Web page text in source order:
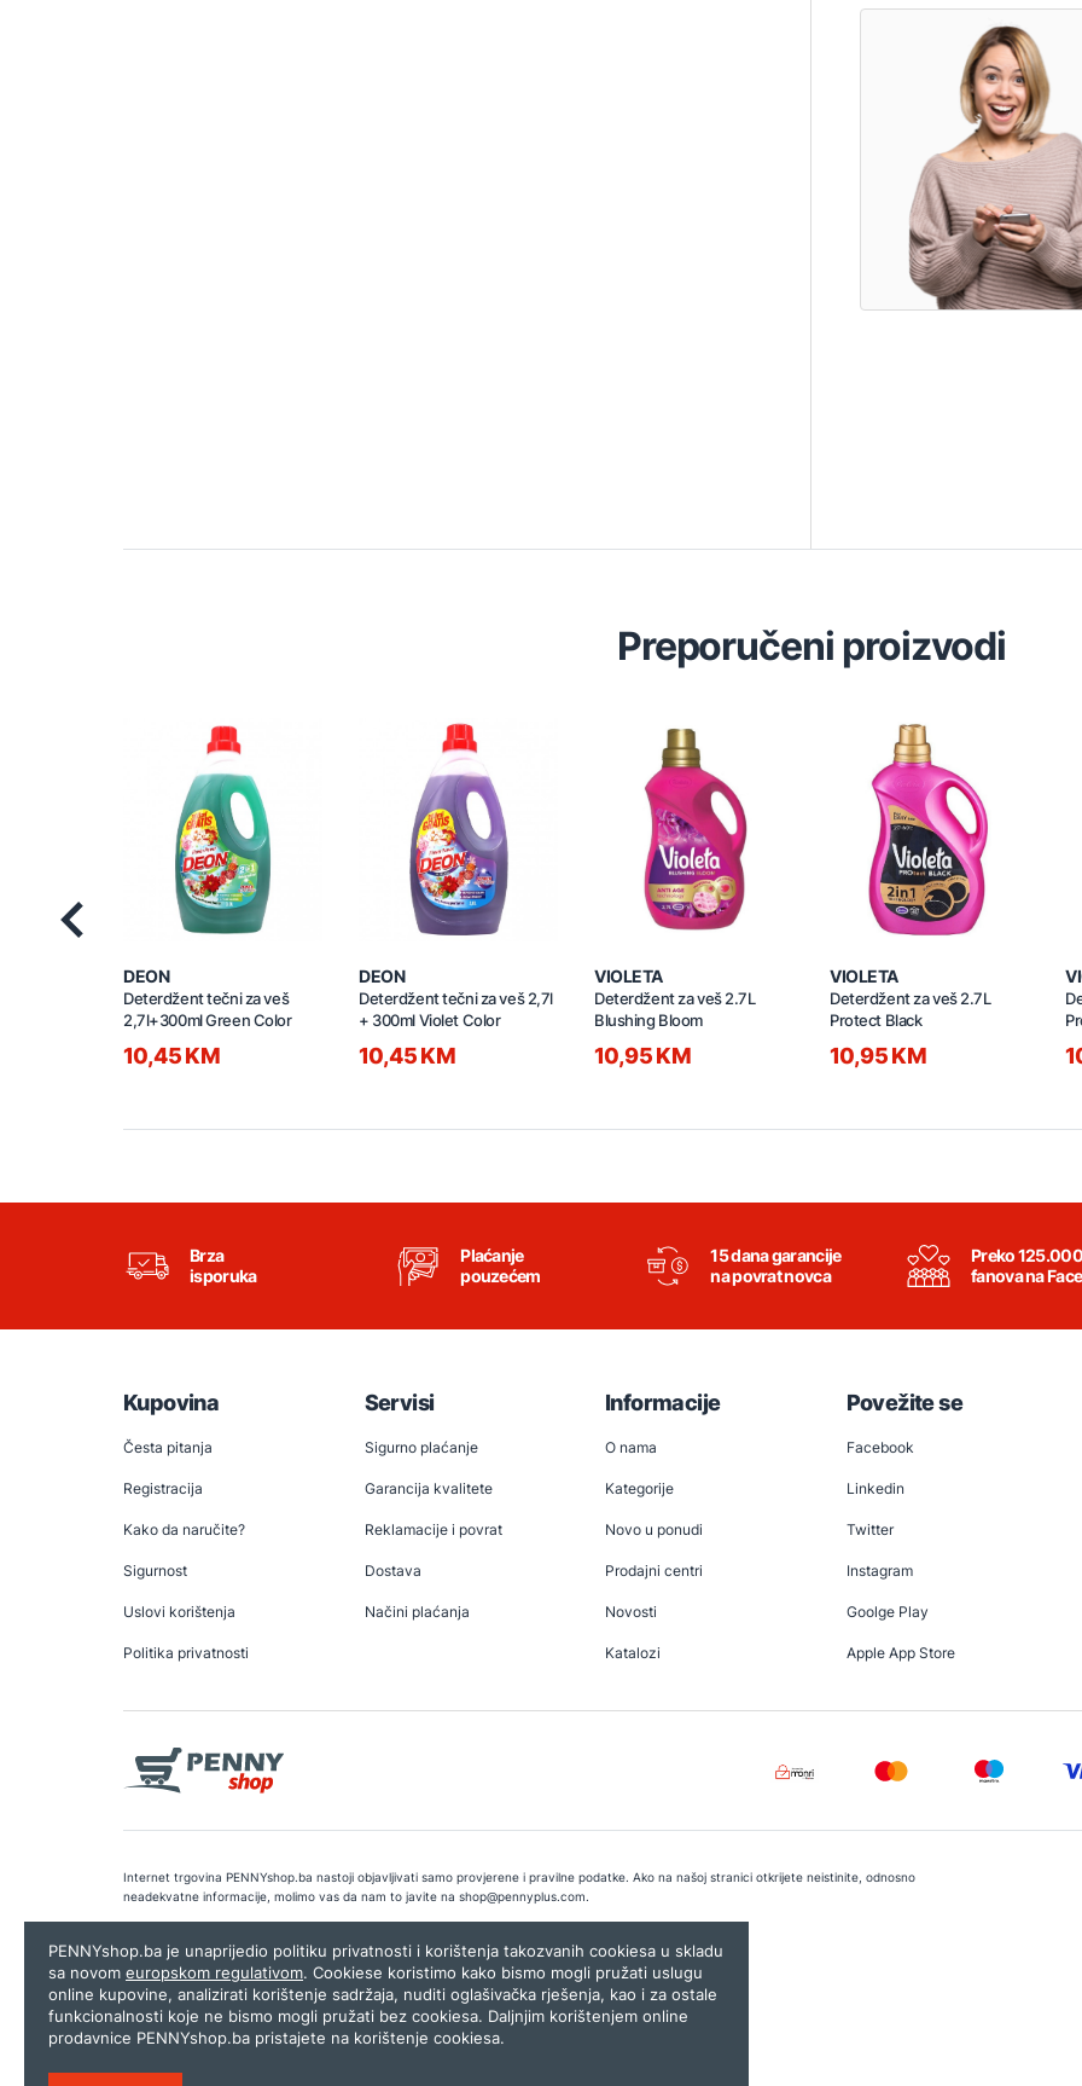
Preporučeni proizvodi
DEON
Deterdžent tečni za veš
2,7l+300ml Green Color
10,45 KM
DEON
Deterdžent tečni za veš 2,7l
+ 300ml Violet Color
10,45 KM
VIOLETA
Deterdžent za veš 2.7L
Blushing Bloom
10,95 KM
VIOLETA
Deterdžent za veš 2.7L
Protect Black
10,95 KM
Brza
isporuka
Plaćanje
pouzećem
15 dana garancije
na povrat novca
Preko 125.000
fanova na
Kupovina
Česta pitanja
Registracija
Kako da naručite?
Sigurnost
Uslovi korištenja
Politika privatnosti
Servisi
Sigurno plaćanje
Garancija kvalitete
Reklamacije i povrat
Dostava
Načini plaćanja
Informacije
O nama
Kategorije
Novo u ponudi
Prodajni centri
Novosti
Katalozi
Povežite se
Facebook
Linkedin
Twitter
Instagram
Goolge Play
Apple App Store
Internet trgovina PENNYshop.ba nastoji objavljivati samo provjerene i pravilne podatke. Ako na našoj stranici otkrijete neistinite, odnosno
neadekvatne informacije, molimo vas da nam to javite na shop@pennyplus.com.
Copyright © 2026.Penny plus d.o.o. Sarajevo.Dizajn i programiranje:Lampa.ba
PENNYshop.ba je unaprijedio politiku privatnosti i korištenja takozvanih cookiesa u skladu
sa novom europskom regulativom. Cookiese koristimo kako bismo mogli pružati uslugu
online kupovine, analizirati korištenje sadržaja, nuditi oglašivačka rješenja, kao i za ostale
funkcionalnosti koje ne bismo mogli pružati bez cookiesa. Daljnjim korištenjem online
prodavnice PENNYshop.ba pristajete na korištenje cookiesa.